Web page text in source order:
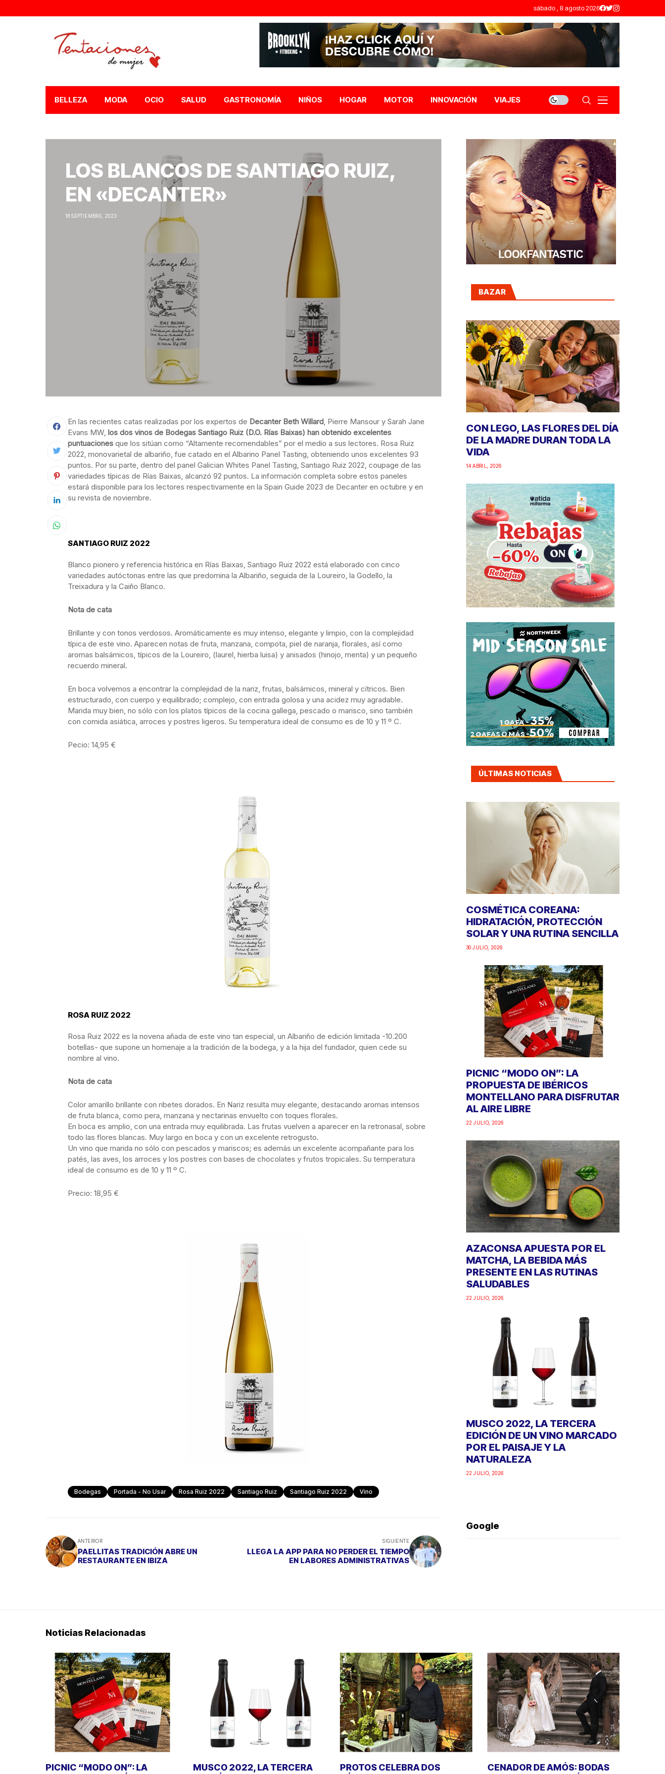
sábado , 8 agosto 2026
BELLEZA MODA OCIO SALUD GASTRONOMÍA NIÑOS HOGAR MOTOR INNOVACIÓN VIAJES
LOS BLANCOS DE SANTIAGO RUIZ,
EN «DECANTER»
18 SEPTIEMBRE, 2023
En las recientes catas realizadas por los expertos de Decanter Beth Willard, Pierre Mansour y Sarah Jane
Evans MW, los dos vinos de Bodegas Santiago Ruiz (D.O. Rías Baixas) han obtenido excelentes
puntuaciones que los sitúan como “Altamente recomendables” por el medio a sus lectores. Rosa Ruiz
2022, monovarietal de albariño, fue catado en el Albarino Panel Tasting, obteniendo unos excelentes 93
puntos. Por su parte, dentro del panel Galician Whites Panel Tasting, Santiago Ruiz 2022, coupage de las
variedades típicas de Rías Baixas, alcanzó 92 puntos. La información completa sobre estos paneles
estará disponible para los lectores respectivamente en la Spain Guide 2023 de Decanter en octubre y en
su revista de noviembre.
SANTIAGO RUIZ 2022
Blanco pionero y referencia histórica en Rías Baixas, Santiago Ruiz 2022 está elaborado con cinco
variedades autóctonas entre las que predomina la Albariño, seguida de la Loureiro, la Godello, la
Treixadura y la Caiño Blanco.
Nota de cata
Brillante y con tonos verdosos. Aromáticamente es muy intenso, elegante y limpio, con la complejidad
típica de este vino. Aparecen notas de fruta, manzana, compota, piel de naranja, florales, así como
aromas balsámicos, típicos de la Loureiro, (laurel, hierba luisa) y anisados (hinojo, menta) y un pequeño
recuerdo mineral.
En boca volvemos a encontrar la complejidad de la nariz, frutas, balsámicos, mineral y cítricos. Bien
estructurado, con cuerpo y equilibrado; complejo, con entrada golosa y una acidez muy agradable.
Marida muy bien, no sólo con los platos típicos de la cocina gallega, pescado o marisco, sino también
con comida asiática, arroces y postres ligeros. Su temperatura ideal de consumo es de 10 y 11 º C.
Pecio: 14,95 €
ROSA RUIZ 2022
Rosa Ruiz 2022 es la novena añada de este vino tan especial, un Albariño de edición limitada -10.200
botellas- que supone un homenaje a la tradición de la bodega, y a la hija del fundador, quien cede su
nombre al vino.
Nota de cata
Color amarillo brillante con ribetes dorados. En Nariz resulta muy elegante, destacando aromas intensos
de fruta blanca, como pera, manzana y nectarinas envuelto con toques florales.
En boca es amplio, con una entrada muy equilibrada. Las frutas vuelven a aparecer en la retronasal, sobre
todo las flores blancas. Muy largo en boca y con un excelente retrogusto.
Un vino que marida no sólo con pescados y mariscos; es además un excelente acompañante para los
patés, las aves, los arroces y los postres con bases de chocolates y frutos tropicales. Su temperatura
ideal de consumo es de 10 y 11 º C.
Precio: 18,95 €
Bodegas Portada - No Usar Rosa Ruiz 2022 Santiago Ruiz Santiago Ruiz 2022 Vino
ANTERIOR
PAELLITAS TRADICIÓN ABRE UN
RESTAURANTE EN IBIZA
SIGUIENTE
LLEGA LA APP PARA NO PERDER EL TIEMPO
EN LABORES ADMINISTRATIVAS
BAZAR
CON LEGO, LAS FLORES DEL DÍA
DE LA MADRE DURAN TODA LA
VIDA
14 ABRIL, 2026
ÚLTIMAS NOTICIAS
COSMÉTICA COREANA:
HIDRATACIÓN, PROTECCIÓN
SOLAR Y UNA RUTINA SENCILLA
30 JULIO, 2026
PICNIC “MODO ON”: LA
PROPUESTA DE IBÉRICOS
MONTELLANO PARA DISFRUTAR
AL AIRE LIBRE
22 JULIO, 2026
AZACONSA APUESTA POR EL
MATCHA, LA BEBIDA MÁS
PRESENTE EN LAS RUTINAS
SALUDABLES
22 JULIO, 2026
MUSCO 2022, LA TERCERA
EDICIÓN DE UN VINO MARCADO
POR EL PAISAJE Y LA
NATURALEZA
22 JULIO, 2026
Google
Noticias Relacionadas
PICNIC “MODO ON”: LA
MUSCO 2022, LA TERCERA
PROTOS CELEBRA DOS
CENADOR DE AMÓS: BODAS